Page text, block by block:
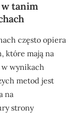
w tanim
często opiera
które mają na
wynikach
metod jest
na
strony